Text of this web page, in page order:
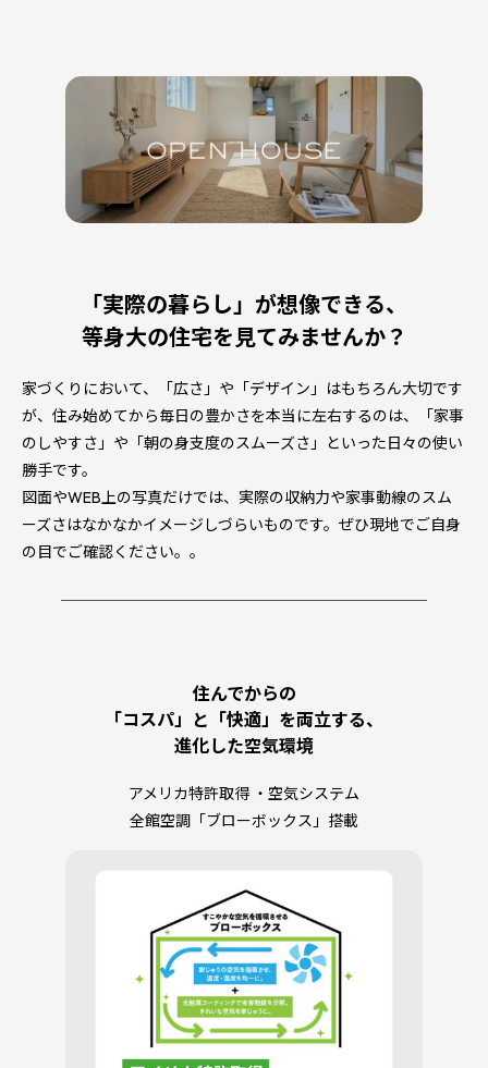
「実際の暮らし」が想像できる、
等身大の住宅を見てみませんか？
家づくりにおいて、「広さ」や「デザイン」はもちろん大切です
が、住み始めてから毎日の豊かさを本当に左右するのは、「家事
のしやすさ」や「朝の身支度のスムーズさ」といった日々の使い
勝手です。
図面やWEB上の写真だけでは、実際の収納力や家事動線のスム
ーズさはなかなかイメージしづらいものです。ぜひ現地でご自身
の目でご確認ください。。
────────────────────────
住んでからの
「コスパ」と「快適」を両立する、
進化した空気環境
アメリカ特許取得 ・空気システム
全館空調「ブローボックス」搭載